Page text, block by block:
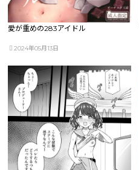
愛が重めの283アイドル
2024年05月13日